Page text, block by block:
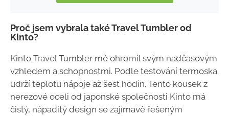
Proč jsem vybrala také Travel Tumbler od
Kinto?
Kinto Travel Tumbler mě ohromil svým nadčasovým
vzhledem a schopnostmi. Podle testování termoska
udrží teplotu nápoje až šest hodin. Tento kousek z
nerezové oceli od japonské společnosti Kinto má
čistý, nápaditý design se zajímavě řešeným